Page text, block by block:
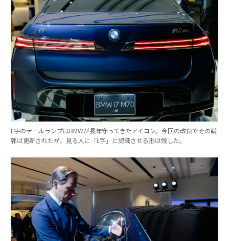
L字のテールランプはBMWが長年守ってきたアイコン。今回の改良でその輪
郭は更新されたが、見る人に「L字」と認識させる形は残した。